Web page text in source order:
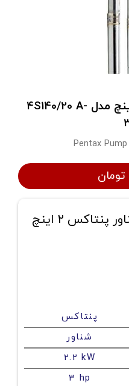
پمپ شناور پنتاکس 2 اینچ مدل 4S140/20 A-
Pentax
مشخصات فنی پمپ شناور پنتاکس 2 اینچ
پنتاکس
شناور
2.2 kW
3 hp